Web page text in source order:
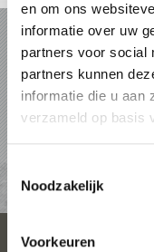
en om ons
informatie over uw
partners voor social
partners kunnen
informatie die u aan
verzameld op basis
Toestemmingsselectie
Noodzakelijk
Voorkeuren
VAKANTIE IN